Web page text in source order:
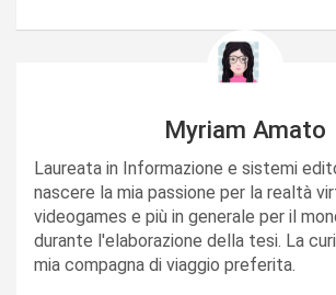
Myriam Amato
Laureata in Informazione e sistemi
nascere la mia passione per la realtà
videogames e più in generale per il
durante l'elaborazione della tesi. La
mia compagna di viaggio preferita.